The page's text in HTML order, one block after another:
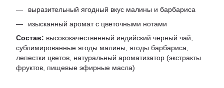
выразительный ягодный вкус малины и барбариса
изысканный аромат с цветочными нотами
Состав: высококачественный индийский черный чай,
сублимированные ягоды малины, ягоды барбариса,
лепестки цветов, натуральный ароматизатор (экстракты
фруктов, пищевые эфирные масла)